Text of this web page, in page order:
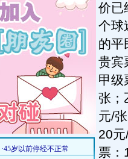
价已
个球
的平
贵宾
甲级
张；
元/
20
票：